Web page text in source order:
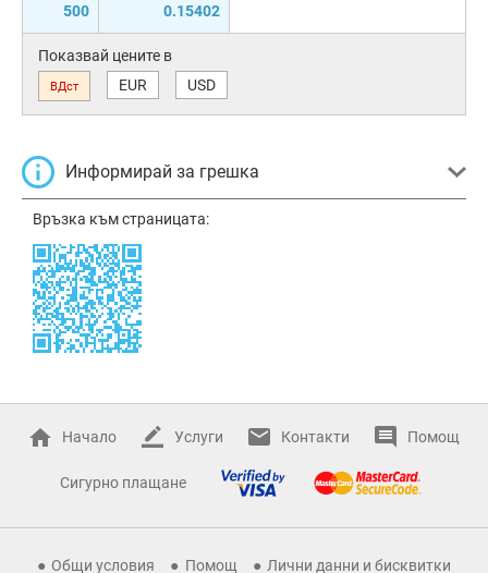
500 0.15402
Показвай цените в
ВДст EUR USD
Информирай за грешка
Връзка към страницата:
Начало Услуги Контакти Помощ
Сигурно плащане
Общи условия Помощ Лични данни и бисквитки